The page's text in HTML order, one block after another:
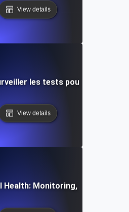
View details
les tests pour
View details
Health: Monitoring, Testing,